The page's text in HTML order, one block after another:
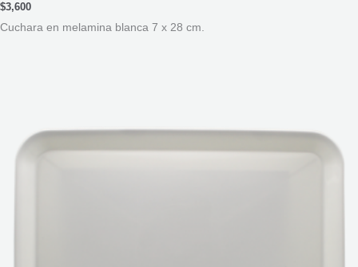
$3,600
Cuchara en melamina blanca 7 x 28 cm.